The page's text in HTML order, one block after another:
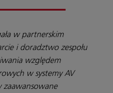
w partnerskim
i doradztwo zespołu
względem
w systemy AV
zaawansowane